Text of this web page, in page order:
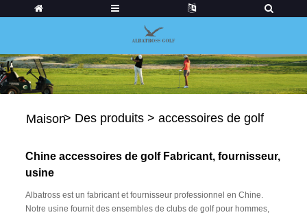
Maison> Des produits > accessoires de golf
Chine accessoires de golf Fabricant, fournisseur,
usine
Albatross est un fabricant et fournisseur professionnel en Chine.
Notre usine fournit des ensembles de clubs de golf pour hommes,